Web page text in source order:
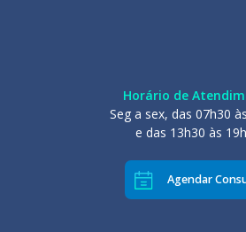
Horário de
Seg a sex, das 07h30
e das 13h30 às
Agendar